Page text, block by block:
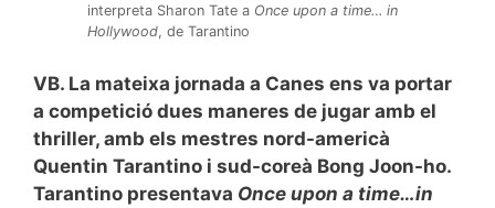
interpreta Sharon Tate a Once upon a time… in
Hollywood, de Tarantino
VB. La mateixa jornada a Canes ens va portar
a competició dues maneres de jugar amb el
thriller, amb els mestres nord-americà
Quentin Tarantino i sud-coreà Bong Joon-ho.
Tarantino presentava Once upon a time…in